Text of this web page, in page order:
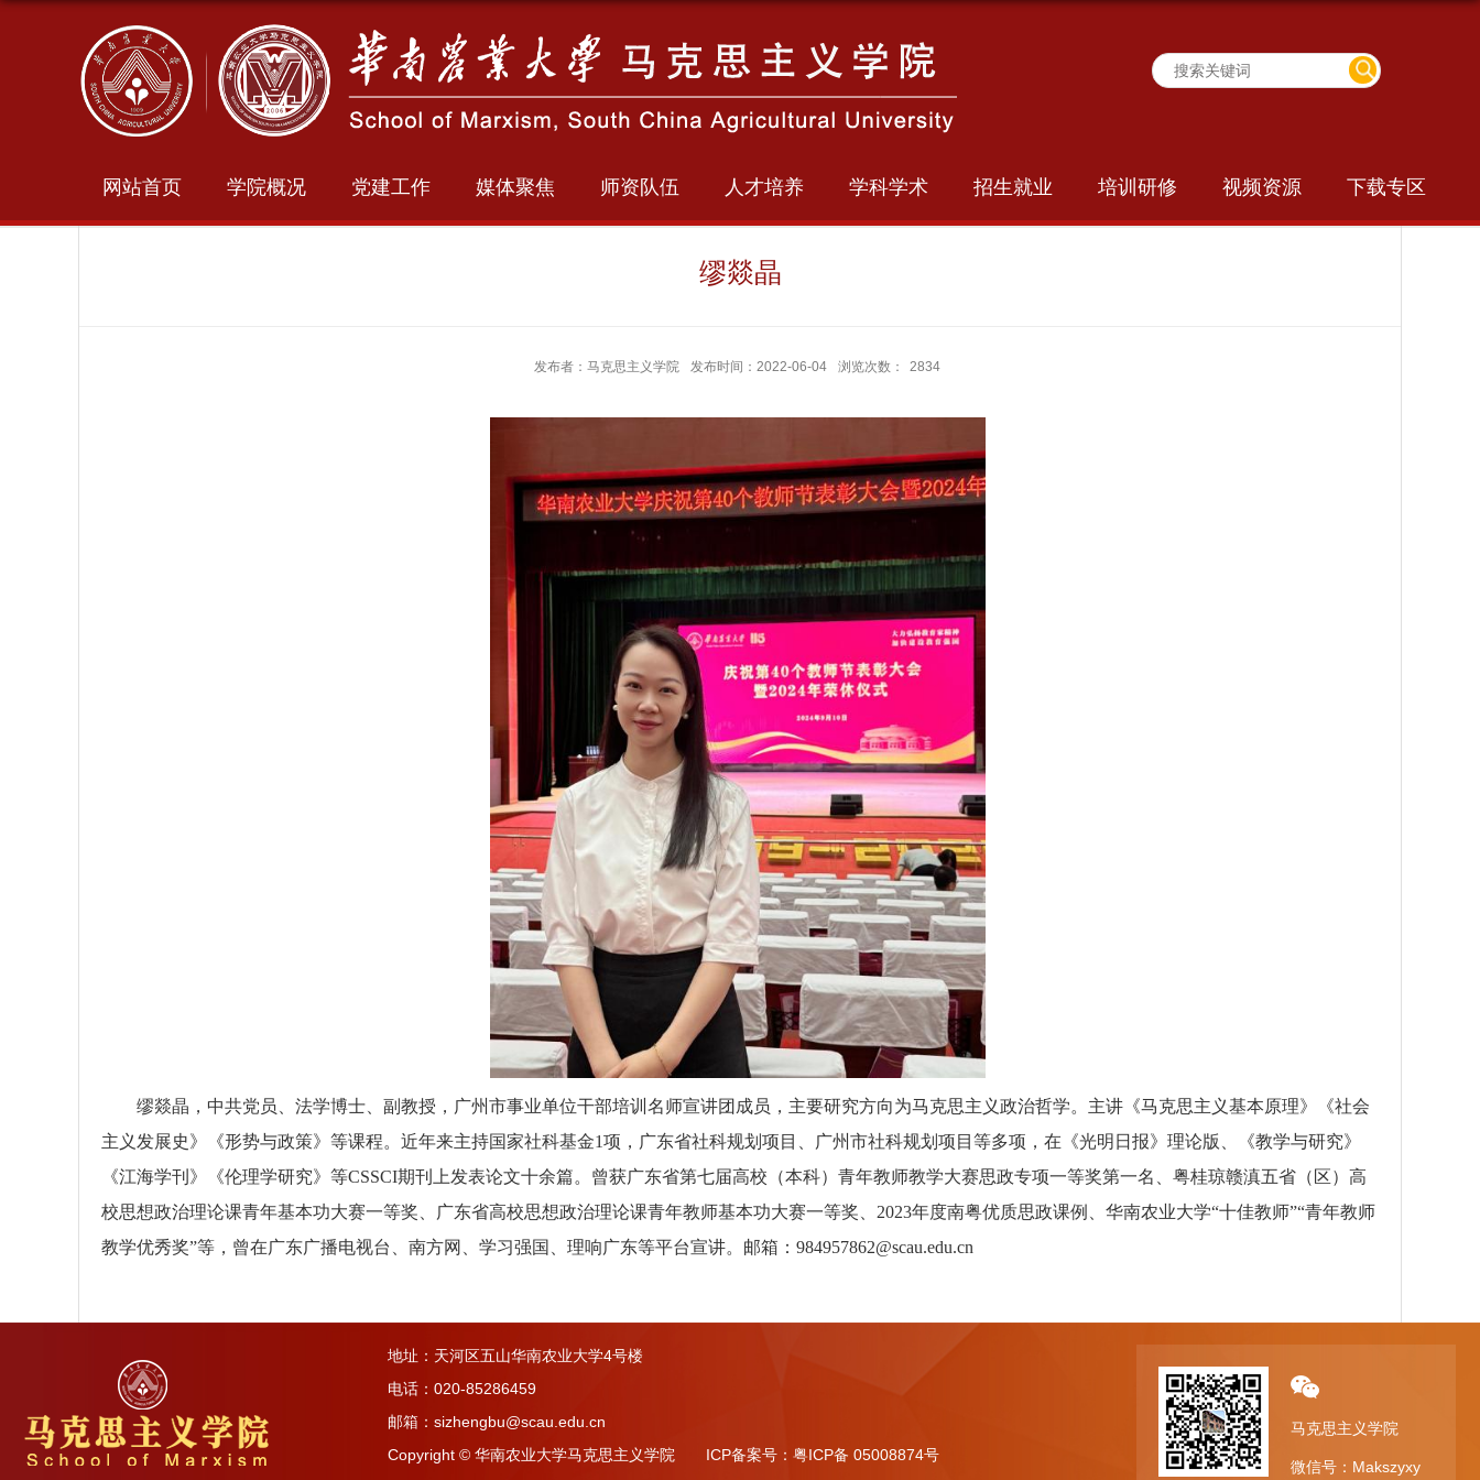
网站首页 学院概况 党建工作 媒体聚焦 师资队伍 人才培养 学科学术 招生就业 培训研修 视频资源 下载专区
缪燚晶
发布者：马克思主义学院 发布时间：2022-06-04 浏览次数： 2834
缪燚晶， 中共党员、法学博士、副教授，广州市事业单位干部培训名师宣讲团成员，主要研究方向为马克思主义政治哲学。主讲《马克思主义基本原理》《社会
主义发展史》《形势与政策》等课程。近年来主持国家社科基金1项，广东省社科规划项目、广州市社科规划项目等多项，在《光明日报》理论版、《教学与研究》
《江海学刊》《伦理学研究》等CSSCI期刊上发表论文十余篇。曾获广东省第七届高校（本科）青年教师教学大赛思政专项一等奖第一名、粤桂琼赣滇五省（区）高
校思想政治理论课青年基本功大赛一等奖、广东省高校思想政治理论课青年教师基本功大赛一等奖、2023年度南粤优质思政课例、华南农业大学“十佳教师”“青年教师
教学优秀奖”等，曾在广东广播电视台、南方网、学习强国、理响广东等平台宣讲。邮箱：984957862@scau.edu.cn
地址：天河区五山华南农业大学4号楼
电话：020-85286459
邮箱：sizhengbu@scau.edu.cn
Copyright © 华南农业大学马克思主义学院 ICP备案号：粤ICP备 05008874号
马克思主义学院
微信号：Makszyxy